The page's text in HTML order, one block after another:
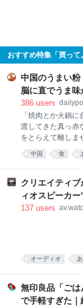
おすすめ特集「買って
中国のうまい
脳に直でうま
386 users
「焼肉とか火鍋
渡してきた真っ赤
をとらえて離しま
た、脳に直でう
した。 真っ赤な
の東北地方から
た。 彼女は辛い
ない」と、中国
キャラの描かれ
していなか
中国 食
クリエイティ
ィオスピーカ
[Sponsored]
137 users
オーディオ
無印良品「ご
で手軽すぎた